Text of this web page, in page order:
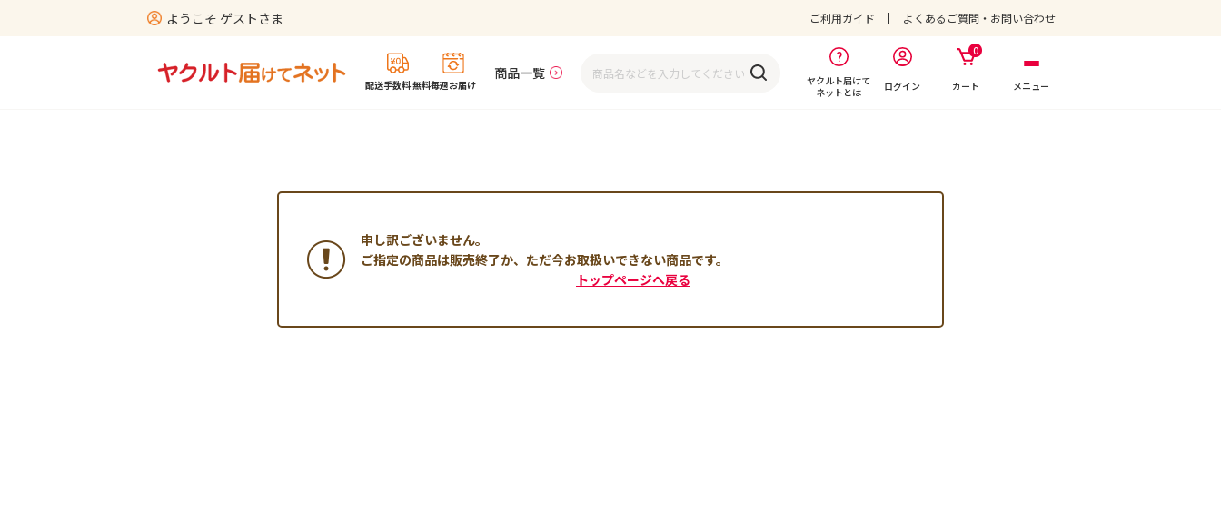
ようこそ ゲストさま ご利用ガイド よくあるご質問・お問い合わせ
配送手数料 無料毎週お届け
商品一覧
ヤクルト届けて
ネットとは
ログイン
0
カート メニュー
申し訳ございません。
ご指定の商品は販売終了か、ただ今お取扱いできない商品です。
トップページへ戻る